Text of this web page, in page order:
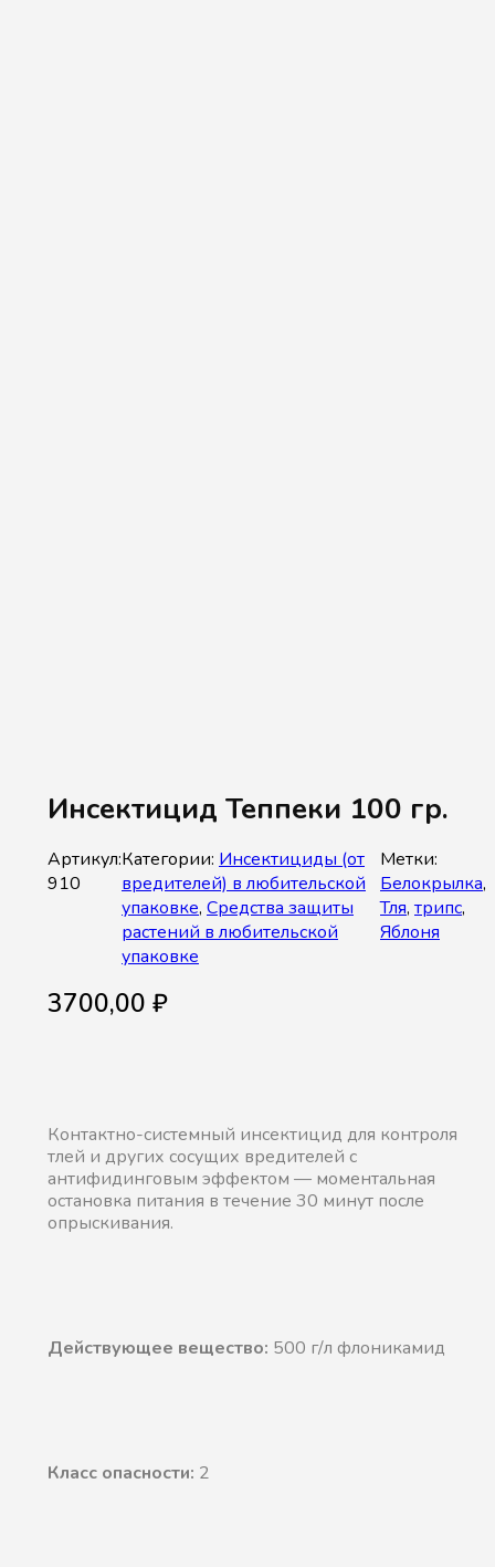
Инсектицид Теппеки 100 гр.
3700,00 ₽
Контактно-системный инсектицид для контроля
тлей и других сосущих вредителей с
антифидинговым эффектом — моментальная
остановка питания в течение 30 минут после
опрыскивания.
Действующее вещество: 500 г/л флоникамид
Класс опасности: 2
Артикул:
910
Категории: Инсектициды (от
вредителей) в любительской
упаковке, Средства защиты
растений в любительской
упаковке
Метки:
Белокрылка,
Тля, трипс,
Яблоня